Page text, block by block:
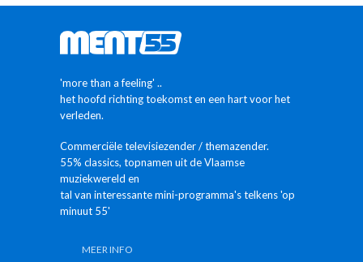
'more than a feeling' ..
het hoofd richting toekomst en een hart voor het
verleden.
Commerciële televisiezender / themazender.
55% classics, topnamen uit de Vlaamse
muziekwereld en
tal van interessante mini-programma's telkens 'op
minuut 55'
MEER INFO